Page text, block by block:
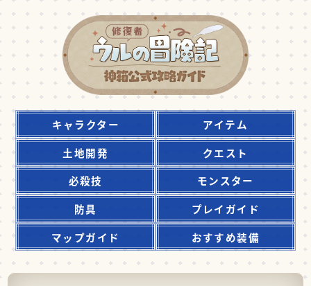
キャラクター
アイテム
土地開発
クエスト
必殺技
モンスター
防具
プレイガイド
マップガイド
おすすめ装備